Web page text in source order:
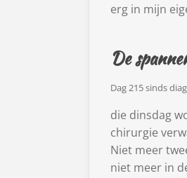
erg in mijn
De
Dag 215 sinds
die dinsdag
chirurgie
Niet meer
niet meer in